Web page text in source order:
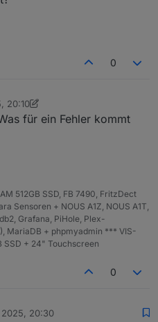
der Nachkommastellen für
Wertanzeige.
wird (% ,V ,mAh , …).
die Textanzeige
(z. B."FULL").
wird.
0
20:10
für ein Fehler kommt
512GB SSD, FB 7490, FritzDect
Sensoren + NOUS A1Z, NOUS A1T,
Grafana, PiHole, Plex-
MariaDB + phpmyadmin *** VIS-
SSD + 24" Touchscreen
0
2025, 20:30